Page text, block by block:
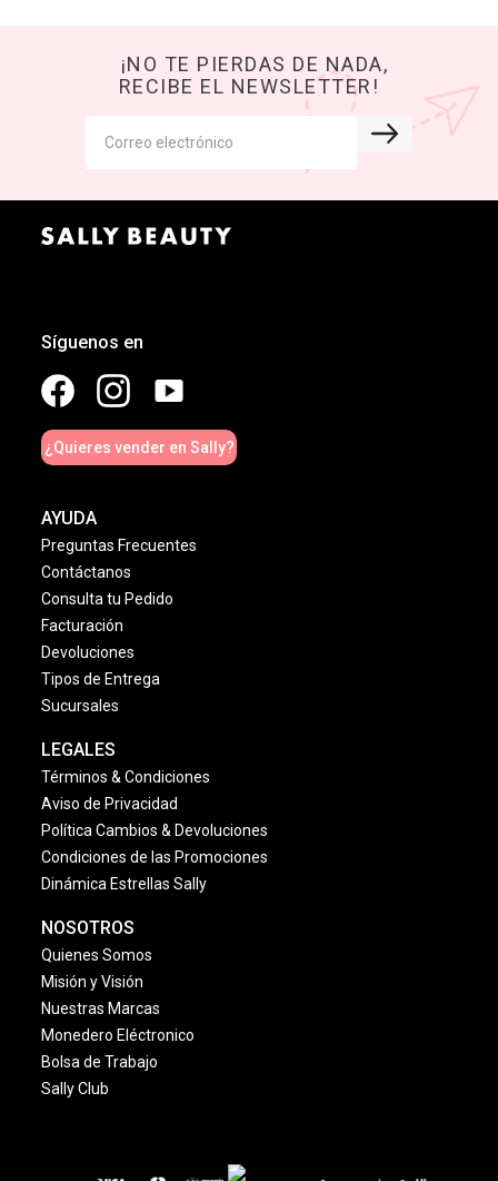
¡NO TE PIERDAS DE NADA,
RECIBE EL NEWSLETTER!
Síguenos en
¿Quieres vender en Sally?
AYUDA
Preguntas Frecuentes
Contáctanos
Consulta tu Pedido
Facturación
Devoluciones
Tipos de Entrega
Sucursales
LEGALES
Términos & Condiciones
Aviso de Privacidad
Política Cambios & Devoluciones
Condiciones de las Promociones
Dinámica Estrellas Sally
NOSOTROS
Quienes Somos
Misión y Visión
Nuestras Marcas
Monedero Eléctronico
Bolsa de Trabajo
Sally Club